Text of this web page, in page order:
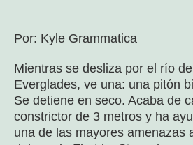
Por: Kyle Grammatica
Mientras se desliza por el río
Everglades, ve una: una pitón
Se detiene en seco. Acaba de
constrictor de 3 metros y ha
una de las mayores amenazas